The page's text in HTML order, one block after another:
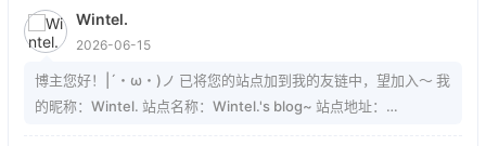
Wintel.
2026-06-15
博主您好！|´・ω・)ノ 已将您的站点加到我的友链中，望加入～ 我
的昵称：Wintel. 站点名称：Wintel.'s blog~ 站点地址：